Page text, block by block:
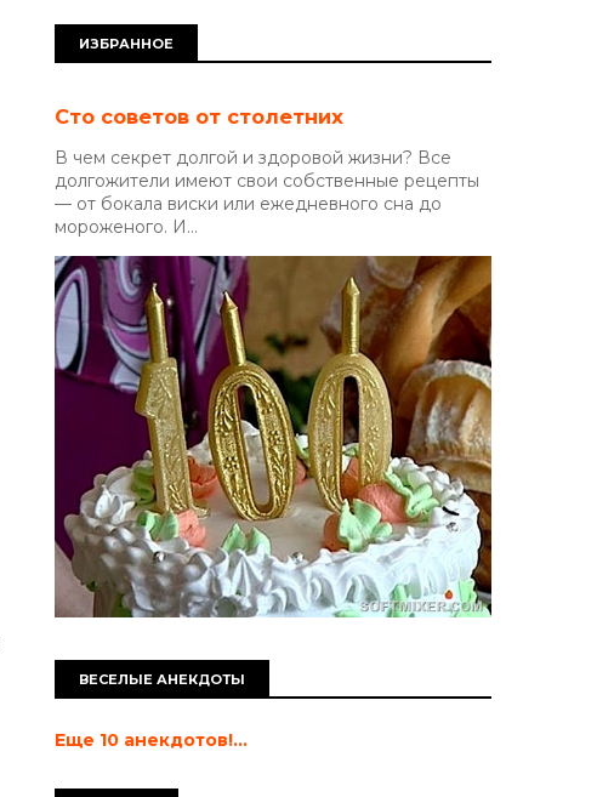
ИЗБРАННОЕ
Сто советов от столетних
В чем секрет долгой и здоровой жизни? Все
долгожители имеют свои собственные рецепты
— от бокала виски или ежедневного сна до
мороженого. И...
ВЕСЕЛЫЕ АНЕКДОТЫ
Еще 10 анекдотов!...